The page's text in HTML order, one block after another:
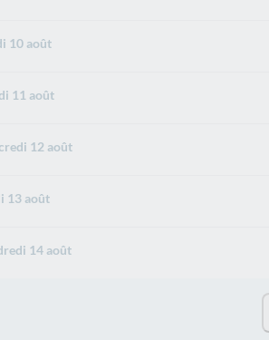
10 août
11 août
12 août
13 août
14 août